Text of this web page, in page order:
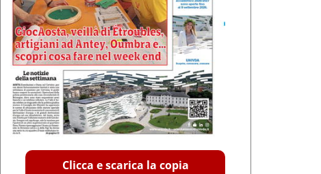
Clicca e scarica la copia